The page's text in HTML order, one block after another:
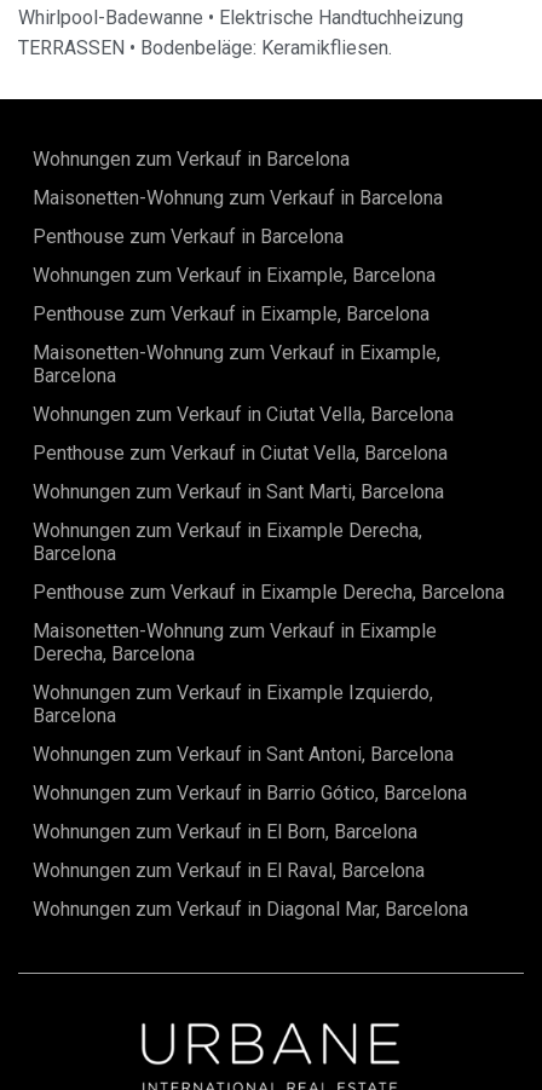
Whirlpool-Badewanne • Elektrische Handtuchheizung
TERRASSEN • Bodenbeläge: Keramikfliesen.
Wohnungen zum Verkauf in Barcelona
Maisonetten-Wohnung zum Verkauf in Barcelona
Penthouse zum Verkauf in Barcelona
Wohnungen zum Verkauf in Eixample, Barcelona
Penthouse zum Verkauf in Eixample, Barcelona
Maisonetten-Wohnung zum Verkauf in Eixample,
Barcelona
Wohnungen zum Verkauf in Ciutat Vella, Barcelona
Penthouse zum Verkauf in Ciutat Vella, Barcelona
Wohnungen zum Verkauf in Sant Marti, Barcelona
Wohnungen zum Verkauf in Eixample Derecha,
Barcelona
Penthouse zum Verkauf in Eixample Derecha, Barcelona
Maisonetten-Wohnung zum Verkauf in Eixample
Derecha, Barcelona
Wohnungen zum Verkauf in Eixample Izquierdo,
Barcelona
Wohnungen zum Verkauf in Sant Antoni, Barcelona
Wohnungen zum Verkauf in Barrio Gótico, Barcelona
Wohnungen zum Verkauf in El Born, Barcelona
Wohnungen zum Verkauf in El Raval, Barcelona
Wohnungen zum Verkauf in Diagonal Mar, Barcelona